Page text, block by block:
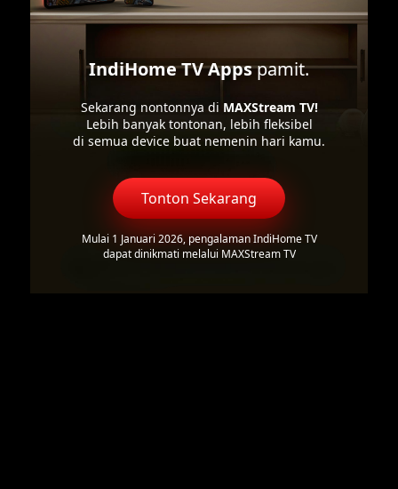
IndiHome TV Appspamit.
Sekarang nontonnya di MAXStream TV!
Lebih banyak tontonan, lebih fleksibel
di semua device buat nemenin hari kamu.
Tonton Sekarang
Mulai 1 Januari 2026, pengalaman IndiHome TV
dapat dinikmati melalui MAXStream TV